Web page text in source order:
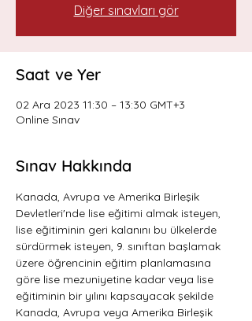
Diğer sınavları gör
Saat ve Yer
02 Ara 2023 11:30 – 13:30 GMT+3
Online Sınav
Sınav Hakkında
Kanada, Avrupa ve Amerika Birleşik
Devletleri'nde lise eğitimi almak isteyen,
lise eğitiminin geri kalanını bu ülkelerde
sürdürmek isteyen, 9. sınıftan başlamak
üzere öğrencinin eğitim planlamasına
göre lise mezuniyetine kadar veya lise
eğitiminin bir yılını kapsayacak şekilde
Kanada, Avrupa veya Amerika Birleşik